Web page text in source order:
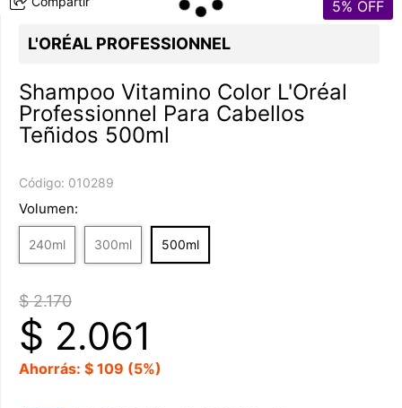
5% OFF
L'ORÉAL PROFESSIONNEL
Shampoo Vitamino Color L'Oréal
Professionnel Para Cabellos
Teñidos 500ml
Código: 010289
Volumen:
240ml 300ml 500ml
$ 2.170
$ 2.061
Ahorrás: $ 109 (5%)